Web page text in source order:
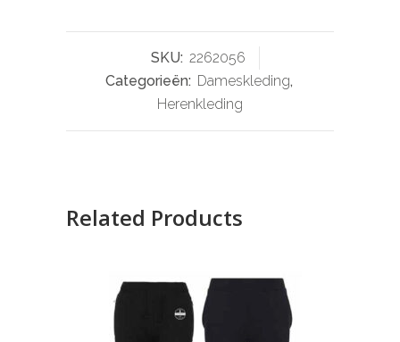
SKU: 2262056
Categorieën: Dameskleding,
Herenkleding
Related Products